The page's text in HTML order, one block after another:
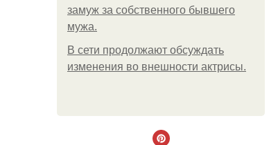
замуж за собственного бывшего
мужа.
В сети продолжают обсуждать
изменения во внешности актрисы.